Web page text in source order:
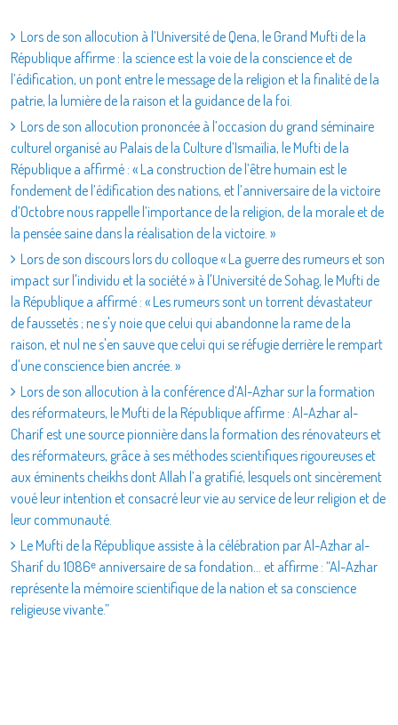
Lors de son allocution à l’Université de Qena, le Grand Mufti de la
République affirme : la science est la voie de la conscience et de
l’édification, un pont entre le message de la religion et la finalité de la
patrie, la lumière de la raison et la guidance de la foi.
Lors de son allocution prononcée à l’occasion du grand séminaire
culturel organisé au Palais de la Culture d’Ismaïlia, le Mufti de la
République a affirmé : « La construction de l’être humain est le
fondement de l’édification des nations, et l’anniversaire de la victoire
d’Octobre nous rappelle l’importance de la religion, de la morale et de
la pensée saine dans la réalisation de la victoire. »
Lors de son discours lors du colloque « La guerre des rumeurs et son
impact sur l'individu et la société » à l'Université de Sohag, le Mufti de
la République a affirmé : « Les rumeurs sont un torrent dévastateur
de faussetés ; ne s'y noie que celui qui abandonne la rame de la
raison, et nul ne s'en sauve que celui qui se réfugie derrière le rempart
d'une conscience bien ancrée. »
Lors de son allocution à la conférence d’Al-Azhar sur la formation
des réformateurs, le Mufti de la République affirme : Al-Azhar al-
Charif est une source pionnière dans la formation des rénovateurs et
des réformateurs, grâce à ses méthodes scientifiques rigoureuses et
aux éminents cheikhs dont Allah l’a gratifié, lesquels ont sincèrement
voué leur intention et consacré leur vie au service de leur religion et de
leur communauté.
Le Mufti de la République assiste à la célébration par Al-Azhar al-
Sharif du 1086ᵉ anniversaire de sa fondation… et affirme : “Al-Azhar
représente la mémoire scientifique de la nation et sa conscience
religieuse vivante.”